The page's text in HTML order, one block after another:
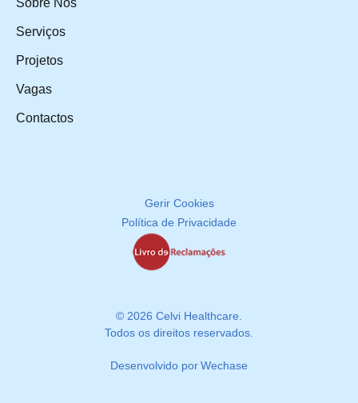
Sobre Nós
Serviços
Projetos
Vagas
Contactos
© 2026 Celvi Healthcare.
Todos os direitos reservados.
Gerir Cookies
Política de Privacidade
Desenvolvido porWechase